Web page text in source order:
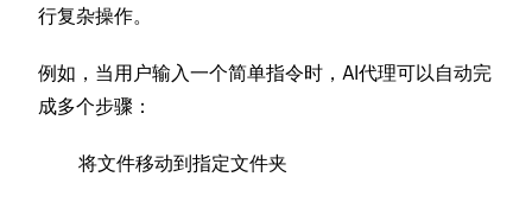
行复杂操作。
例如，当用户输入一个简单指令时，AI代理可以自动完
成多个步骤：
将文件移动到指定文件夹